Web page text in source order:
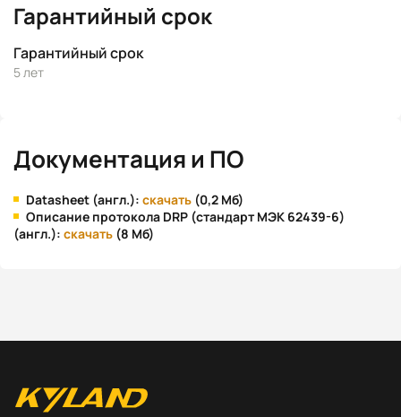
Гарантийный срок
Гарантийный срок
5 лет
Документация и ПО
Datasheet (англ.): скачать (0,2 Мб)
Описание протокола DRP (стандарт МЭК 62439-6)
(англ.): скачать (8 Мб)